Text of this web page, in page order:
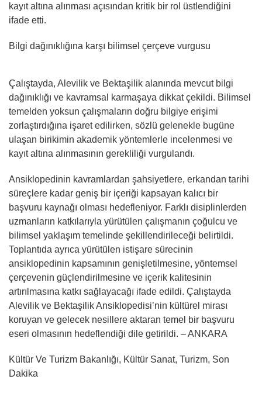
kayıt altına alınması açısından kritik bir rol üstlendiğini
ifade etti.
Bilgi dağınıklığına karşı bilimsel çerçeve vurgusu
Çalıştayda, Alevilik ve Bektaşilik alanında mevcut bilgi
dağınıklığı ve kavramsal karmaşaya dikkat çekildi. Bilimsel
temelden yoksun çalışmaların doğru bilgiye erişimi
zorlaştırdığına işaret edilirken, sözlü gelenekle bugüne
ulaşan birikimin akademik yöntemlerle incelenmesi ve
kayıt altına alınmasının gerekliliği vurgulandı.
Ansiklopedinin kavramlardan şahsiyetlere, erkandan tarihi
süreçlere kadar geniş bir içeriği kapsayan kalıcı bir
başvuru kaynağı olması hedefleniyor. Farklı disiplinlerden
uzmanların katkılarıyla yürütülen çalışmanın çoğulcu ve
bilimsel yaklaşım temelinde şekillendirileceği belirtildi.
Toplantıda ayrıca yürütülen istişare sürecinin
ansiklopedinin kapsamının genişletilmesine, yöntemsel
çerçevenin güçlendirilmesine ve içerik kalitesinin
artırılmasına katkı sağlayacağı ifade edildi. Çalıştayda
Alevilik ve Bektaşilik Ansiklopedisi’nin kültürel mirası
koruyan ve gelecek nesillere aktaran temel bir başvuru
eseri olmasının hedeflendiği dile getirildi. – ANKARA
Kültür Ve Turizm Bakanlığı, Kültür Sanat, Turizm, Son
Dakika